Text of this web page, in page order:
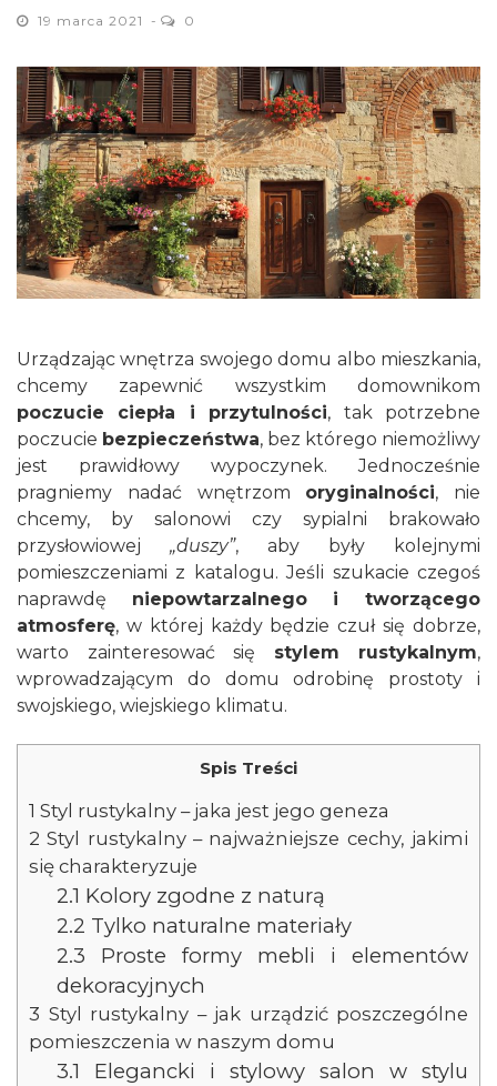
19 marca 2021 0
Urządzając wnętrza swojego domu albo mieszkania,
chcemy zapewnić wszystkim domownikom
poczucie ciepła i przytulności, tak potrzebne
poczucie bezpieczeństwa, bez którego niemożliwy
jest prawidłowy wypoczynek. Jednocześnie
pragniemy nadać wnętrzom oryginalności, nie
chcemy, by salonowi czy sypialni brakowało
przysłowiowej „duszy”, aby były kolejnymi
pomieszczeniami z katalogu. Jeśli szukacie czegoś
naprawdę niepowtarzalnego i tworzącego
atmosferę, w której każdy będzie czuł się dobrze,
warto zainteresować się stylem rustykalnym,
wprowadzającym do domu odrobinę prostoty i
swojskiego, wiejskiego klimatu.
Spis Treści
1 Styl rustykalny – jaka jest jego geneza
2 Styl rustykalny – najważniejsze cechy, jakimi
się charakteryzuje
2.1 Kolory zgodne z naturą
2.2 Tylko naturalne materiały
2.3 Proste formy mebli i elementów
dekoracyjnych
3 Styl rustykalny – jak urządzić poszczególne
pomieszczenia w naszym domu
3.1 Elegancki i stylowy salon w stylu